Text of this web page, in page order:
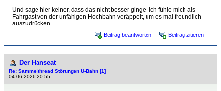
Und sage hier keiner, dass das nicht besser ginge. Ich fühle mich als
Fahrgast von der unfähigen Hochbahn veräppelt, um es mal freundlich
auszudrücken ...
Beitrag beantworten Beitrag zitieren
Der Hanseat
Re: Sammelthread Störungen U-Bahn [1]
04.06.2026 20:55